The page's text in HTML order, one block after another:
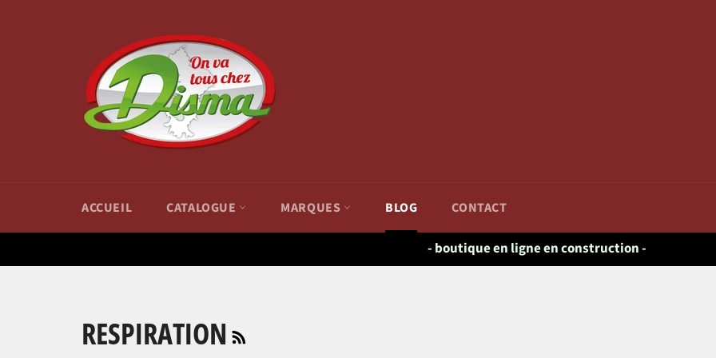
ACCUEIL CATALOGUE MARQUES BLOG CONTACT
- boutique en ligne en construction -
RESPIRATION